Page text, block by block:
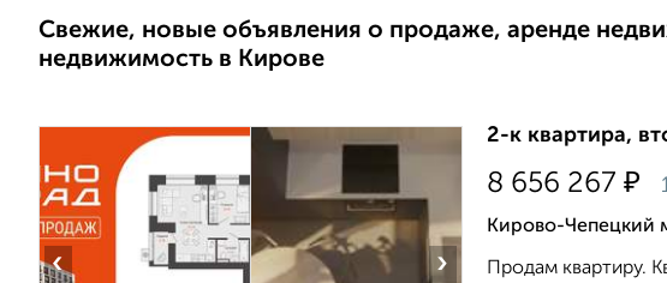
Свежие, новые объявления о продаже, аренде
недвижимость в Кирове
‹ ›
2-к квартира,
8 656 267 ₽
Кирово-Чепецкий
Продам квартиру.